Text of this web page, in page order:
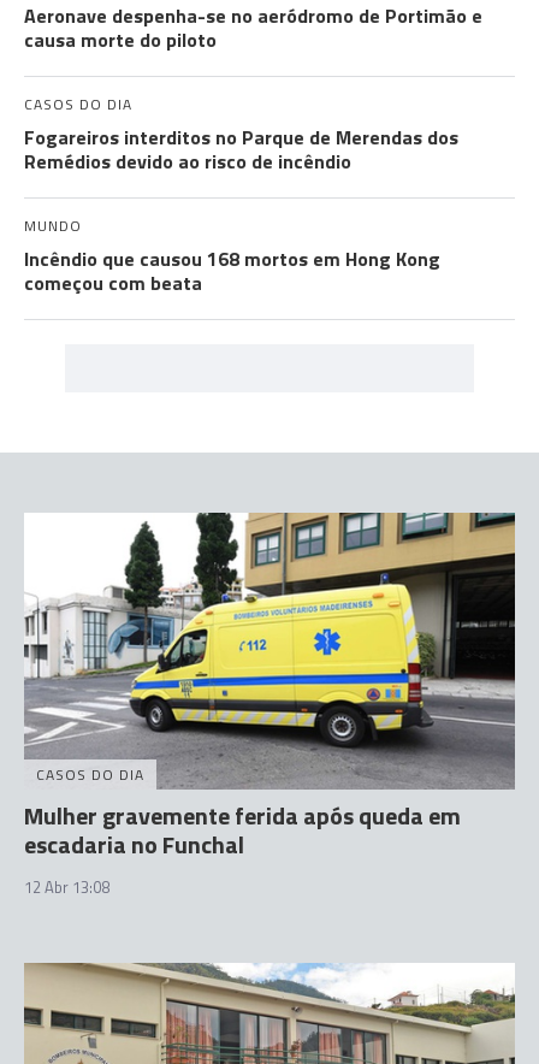
Aeronave despenha-se no aeródromo de Portimão e
causa morte do piloto
CASOS DO DIA
Fogareiros interditos no Parque de Merendas dos
Remédios devido ao risco de incêndio
MUNDO
Incêndio que causou 168 mortos em Hong Kong
começou com beata
CASOS DO DIA
Mulher gravemente ferida após queda em
escadaria no Funchal
12 Abr 13:08